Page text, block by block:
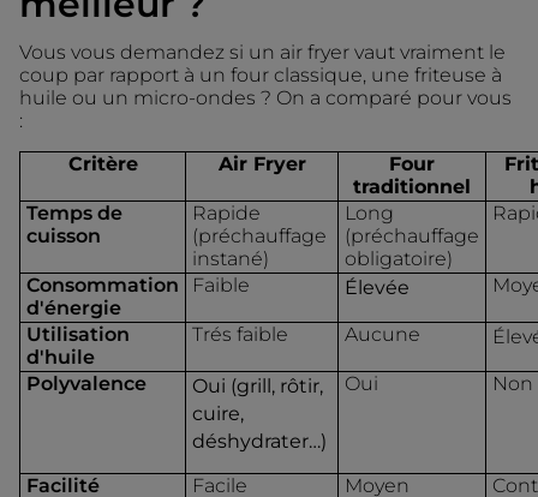
Vous vous demandez si un air fryer vaut vraiment le
coup par rapport à un four classique, une friteuse à
huile ou un micro-ondes ? On a comparé pour vous
:
Critère
Air Fryer
Four
traditionnel
Temps de
cuisson
Rapide
(préchauffage
instané)
Long
(préchauffage
obligatoire)
Consommation
d'énergie
Faible Élevée
Utilisation
d'huile
Trés faible Aucune
Polyvalence
Oui (grill, rôtir,
cuire,
déshydrater…)
Oui Non
Facilité
Facile Moyen